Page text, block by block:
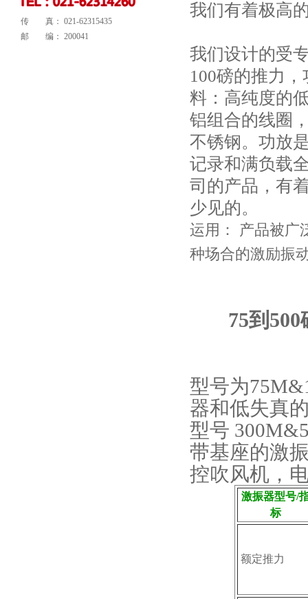
传 真： 021-62315435
邮 编： 200041
我们有着极高
我们设计的受
100磅的推力，
料：高纯度的
铝组合的线圈
不锈钢。功放
记录和满负载
司的产品，有
少见的。
运用： 产品被广
种场合的激励振
75到 500
型号为
器和低失真
型号
带基座的激
控吹风机，
激振器型号/
标
额定推力